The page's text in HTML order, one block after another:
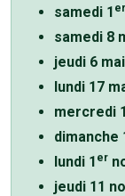
samedi 1 er
samedi 8
jeudi 6
lundi 17
mercredi
dimanche
lundi 1 er
jeudi 11